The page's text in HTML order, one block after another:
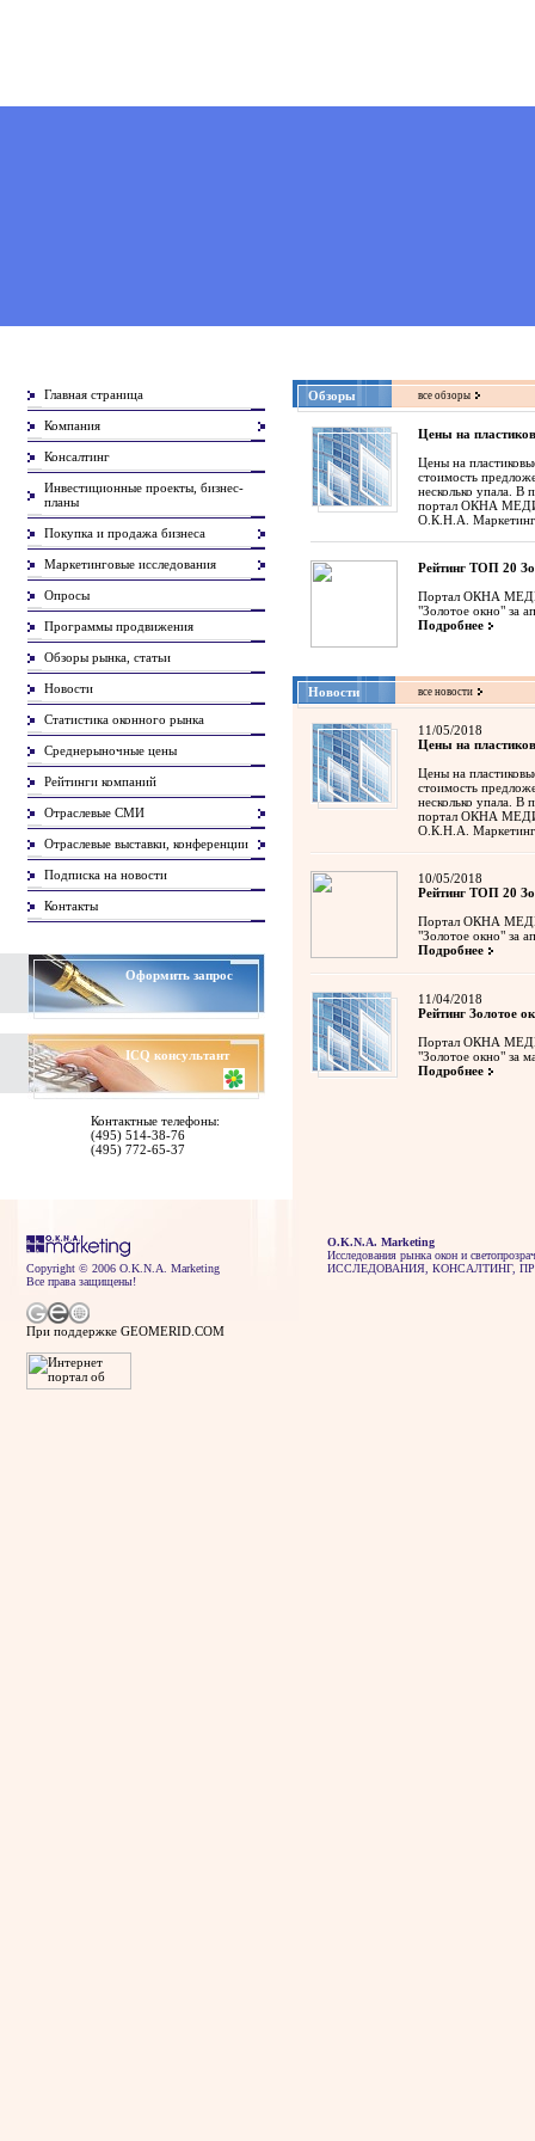
Главная страница
Компания
Консалтинг
Инвестиционные проекты, бизнес-
планы
Покупка и продажа бизнеса
Маркетинговые исследования
Опросы
Программы продвижения
Обзоры рынка, статьи
Новости
Статистика оконного рынка
Среднерыночные цены
Рейтинги компаний
Отраслевые СМИ
Отраслевые выставки, конференции
Подписка на новости
Контакты
Обзоры все обзоры
Цены на
Цены на
стоимость
несколько упала. В
портал ОКНА
О.К.Н.А.
Рейтинг ТОП 20
Портал ОКНА
"Золотое окно" за
Подробнее
Новости все новости
11/05/2018
Цены на
Цены на
стоимость
несколько упала. В
портал ОКНА
О.К.Н.А.
10/05/2018
Рейтинг ТОП 20
Портал ОКНА
"Золотое окно" за
Подробнее
11/04/2018
Рейтинг Золотое
Портал ОКНА
"Золотое окно" за
Подробнее
Оформить запрос
ICQконсультант
Контактные телефоны:
(495) 514-38-76
(495) 772-65-37
Copyright © 2006 O.K.N.A. Marketing
Все права защищены!
O.K.N.A. Marketing
Исследования рынка окон и
ИССЛЕДОВАНИЯ, КОНСАЛТИНГ,
При поддержке GEOMERID.COM